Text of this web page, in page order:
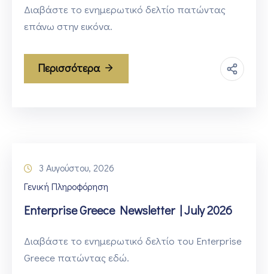
Διαβάστε το ενημερωτικό δελτίο πατώντας
επάνω στην εικόνα.
Περισσότερα
3 Αυγούστου, 2026
Γενική Πληροφόρηση
Enterprise Greece Newsletter | July 2026
Διαβάστε το ενημερωτικό δελτίο του Enterprise
Greece πατώντας εδώ.